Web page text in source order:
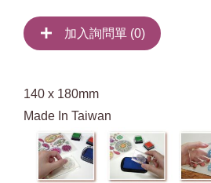
加入詢問單 (0)
140 x 180mm
Made In Taiwan